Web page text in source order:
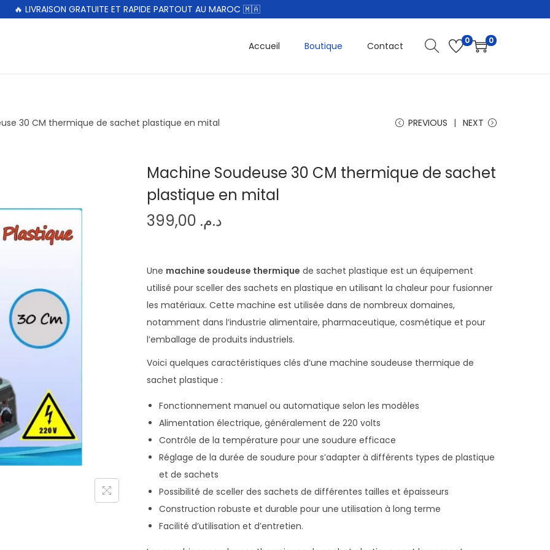
🔥 LIVRAISON GRATUITE ET RAPIDE PARTOUT AU MAROC 🇲🇦
Accueil Boutique Contact 0 0
30 CM thermique de sachet plastique en mital PREVIOUS NEXT
Machine Soudeuse 30 CM thermique de sachet
plastique en mital
د.م.
Une machine soudeuse thermique de sachet plastique est un équipement
utilisé pour sceller des sachets en plastique en utilisant la chaleur pour fusionner
les matériaux. Cette machine est utilisée dans de nombreux domaines,
notamment dans l’industrie alimentaire, pharmaceutique, cosmétique et pour
l’emballage de produits industriels.
Voici quelques caractéristiques clés d’une machine soudeuse thermique de
sachet plastique :
Fonctionnement manuel ou automatique selon les modèles
Alimentation électrique, généralement de 220 volts
Contrôle de la température pour une soudure efficace
Réglage de la durée de soudure pour s’adapter à différents types de plastique
et de sachets
Possibilité de sceller des sachets de différentes tailles et épaisseurs
Construction robuste et durable pour une utilisation à long terme
Facilité d’utilisation et d’entretien.